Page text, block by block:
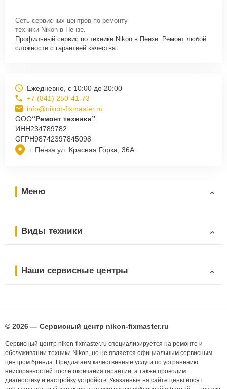
Сеть сервисных центров по ремонту
техники Nikon в Пензе.
Профильный сервис по технике Nikon в Пензе. Ремонт любой
сложности с гарантией качества.
г. Пенза ул. Красная Горка, 36А
Ежедневно, с 10:00 до 20:00
+7 (841) 250-41-73
info@nikon-fixmaster.ru
ООО“Ремонт техники”
ИНН234789782
ОГРН98742397845098
Меню
Виды техники
Наши сервисные центры
© 2026 — Сервисный центр nikon-fixmaster.ru
Сервисный центр nikon-fixmaster.ru специализируется на ремонте и
обслуживании техники Nikon, но не является официальным сервисным
центром бренда. Предлагаем качественные услуги по устранению
неисправностей после окончания гарантии, а также проводим
диагностику и настройку устройств. Указанные на сайте цены носят